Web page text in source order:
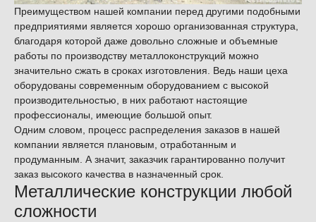
Преимуществом нашей компании перед другими подобными
предприятиями является хорошо организованная структура,
благодаря которой даже довольно сложные и объемные
работы по производству металлоконструкций можно
значительно сжать в сроках изготовления. Ведь наши цеха
оборудованы современным оборудованием с высокой
производительностью, в них работают настоящие
профессионалы, имеющие большой опыт.
Одним словом, процесс распределения заказов в нашей
компании является плановым, отработанным и
продуманным. А значит, заказчик гарантированно получит
заказ высокого качества в назначенный срок.
Металлические конструкции любой
сложности